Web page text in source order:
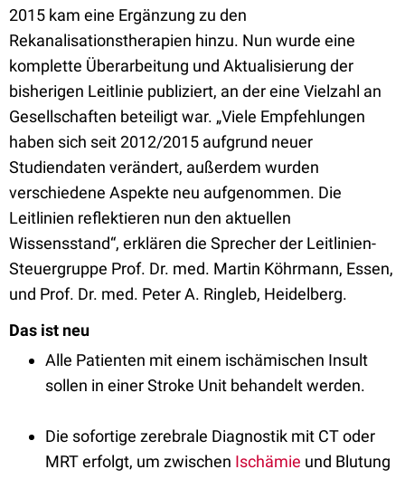
2015 kam eine Ergänzung zu den
Rekanalisationstherapien hinzu. Nun wurde eine
komplette Überarbeitung und Aktualisierung der
bisherigen Leitlinie publiziert, an der eine Vielzahl an
Gesellschaften beteiligt war. „Viele Empfehlungen
haben sich seit 2012/2015 aufgrund neuer
Studiendaten verändert, außerdem wurden
verschiedene Aspekte neu aufgenommen. Die
Leitlinien reflektieren nun den aktuellen
Wissensstand“, erklären die Sprecher der Leitlinien-
Steuergruppe Prof. Dr. med. Martin Köhrmann, Essen,
und Prof. Dr. med. Peter A. Ringleb, Heidelberg.
Das ist neu
Alle Patienten mit einem ischämischen Insult
sollen in einer Stroke Unit behandelt werden.
Die sofortige zerebrale Diagnostik mit CT oder
MRT erfolgt, um zwischen Ischämie und Blutung